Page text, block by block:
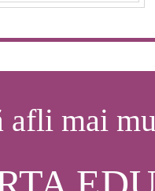
afli mai